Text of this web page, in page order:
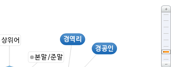
상위어
본말/준말
경공인
경역리